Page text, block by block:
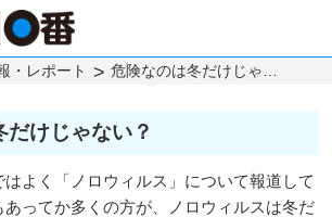
・レポート
だけじゃない？
よく「ノロウィルス」について報道して
ってか多くの方が、ノロウィルスは冬だ